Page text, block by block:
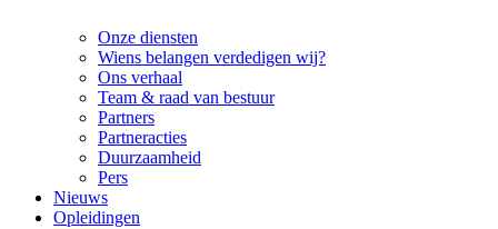
Onze diensten
Wiens belangen verdedigen wij?
Ons verhaal
Team & raad van bestuur
Partners
Partneracties
Duurzaamheid
Pers
Nieuws
Opleidingen